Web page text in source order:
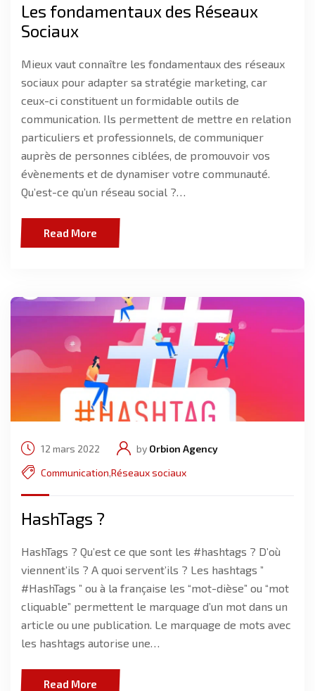
Les fondamentaux des Réseaux
Sociaux
Mieux vaut connaître les fondamentaux des réseaux
sociaux pour adapter sa stratégie marketing, car
ceux-ci constituent un formidable outils de
communication. Ils permettent de mettre en relation
particuliers et professionnels, de communiquer
auprès de personnes ciblées, de promouvoir vos
évènements et de dynamiser votre communauté.
Qu’est-ce qu’un réseau social ?…
Read More
12 mars 2022 by Orbion Agency
Communication,Réseaux sociaux
HashTags ?
HashTags ? Qu’est ce que sont les #hashtags ? D’où
viennent’ils ? A quoi servent’ils ? Les hashtags ”
#HashTags ” ou à la française les “mot-dièse” ou “mot
cliquable” permettent le marquage d’un mot dans un
article ou une publication. Le marquage de mots avec
les hashtags autorise une…
Read More